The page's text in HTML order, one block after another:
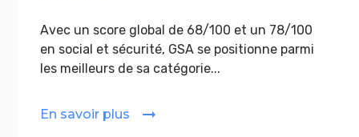
Avec un score global de 68/100 et un 78/100
en social et sécurité, GSA se positionne parmi
les meilleurs de sa catégorie...
En savoir plus